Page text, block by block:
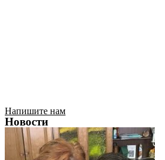
Напишите нам
Новости